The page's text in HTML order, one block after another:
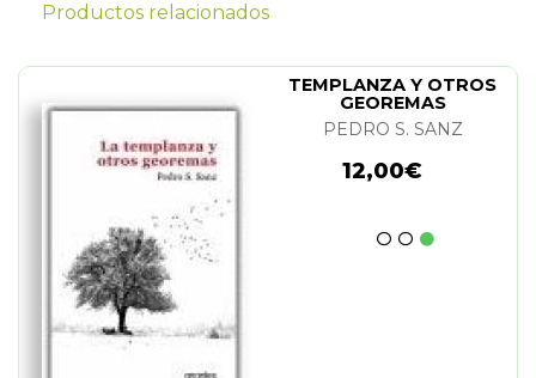
Productos relacionados
TEMPLANZA Y OTROS
GEOREMAS
PEDRO S. SANZ
12,00€